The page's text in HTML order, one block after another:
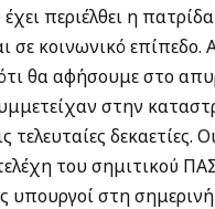
περιέλθει η
σε κοινωνικό επίπεδο.
θα αφήσουμε στο
στην
τελευταίες δεκαετίες.
του σημιτικού
υπουργοί στη